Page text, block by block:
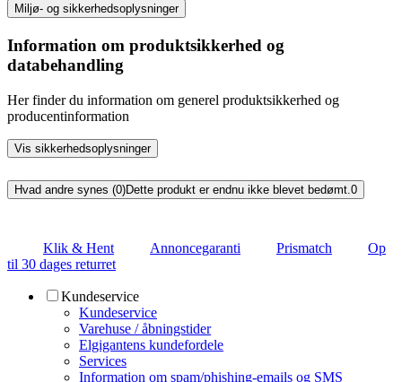
Miljø- og sikkerhedsoplysninger
Information om produktsikkerhed og
databehandling
Her finder du information om generel produktsikkerhed og
producentinformation
Vis sikkerhedsoplysninger
Hvad andre synes (0)Dette produkt er endnu ikke blevet bedømt.0
Klik & Hent Annoncegaranti Prismatch
Op
til 30 dages returret
Kundeservice
Kundeservice
Varehuse / åbningstider
Elgigantens kundefordele
Services
Information om spam/phishing-emails og SMS